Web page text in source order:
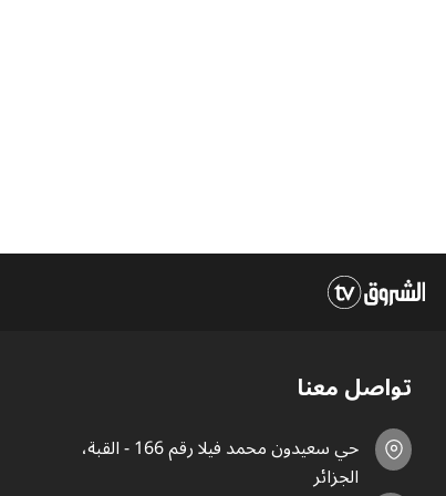
تواصل معنا
حي سعيدون محمد فيلا رقم 166 - القبة،
الجزائر